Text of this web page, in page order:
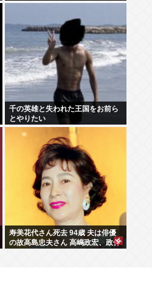
千の英雄と失われた王国をお前ら
とやりたい
寿美花代さん死去 94歳 夫は俳優
の故高島忠夫さん 高嶋政宏、政伸